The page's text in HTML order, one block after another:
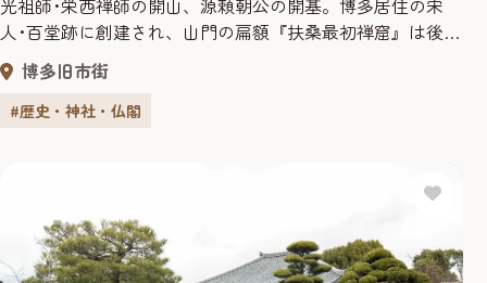
光祖師･栄西禅師の開山、源頼朝公の開基。博多居住の宋
人･百堂跡に創建され、山門の扁額『扶桑最初禅窟』は後鳥
羽上皇の宸筆で、「日本最初の禅寺」という意味。六祖大
鑑禅師像などの国指定重要文化財を所蔵し、禅寺の伽藍配
置をよくとどめる境内は国指定の史跡となっている。文
博多旧市街
#歴史・神社・仏閣